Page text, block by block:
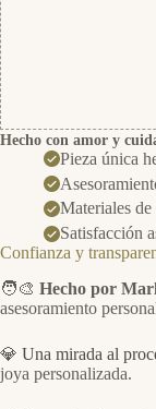
Hecho con amor y
Pieza única
Materiales
Satisfacción
Confianza y
🧑‍🎨 Hecho por
asesoramiento
💎 Una mirada al
joya personalizada.